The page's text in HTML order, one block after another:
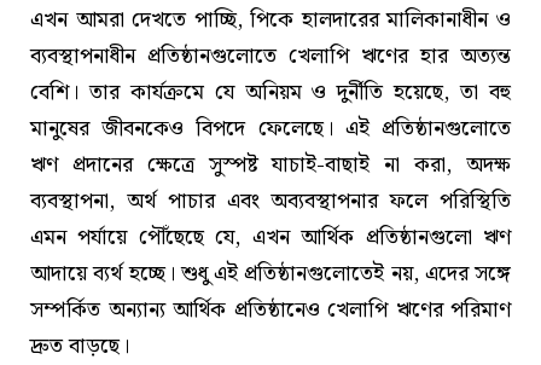
এখন আমরা দেখতে পাচ্ছি, পিকে হালদারের মালিকানাধীন ও
ব্যবস্থাপনাধীন প্রতিষ্ঠানগুলোতে খেলাপি ঋণের হার অত্যন্ত
বেশি। তার কার্যক্রমে যে অনিয়ম ও দুর্নীতি হয়েছে, তা বহু
মানুষের জীবনকেও বিপদে ফেলেছে। এই প্রতিষ্ঠানগুলোতে
ঋণ প্রদানের ক্ষেত্রে সুস্পষ্ট যাচাই-বাছাই না করা, অদক্ষ
ব্যবস্থাপনা, অর্থ পাচার এবং অব্যবস্থাপনার ফলে পরিস্থিতি
এমন পর্যায়ে পৌঁছেছে যে, এখন আর্থিক প্রতিষ্ঠানগুলো ঋণ
আদায়ে ব্যর্থ হচ্ছে। শুধু এই প্রতিষ্ঠানগুলোতেই নয়, এদের সঙ্গে
সম্পর্কিত অন্যান্য আর্থিক প্রতিষ্ঠানেও খেলাপি ঋণের পরিমাণ
দ্রুত বাড়ছে।